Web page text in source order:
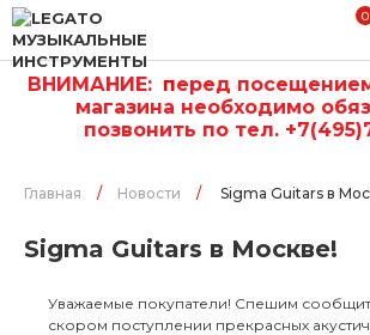
0
ВНИМАНИЕ: перед
магазина необходимо
позвонить по тел.
Главная / Новости / Sigma Guitars в
Sigma Guitars в Москве!
Уважаемые покупатели! Спешим
скором поступлении прекрасных